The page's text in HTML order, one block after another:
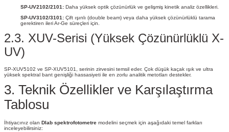
SP-UV2102/2101: Daha yüksek optik çözünürlük ve gelişmiş kinetik analiz özellikleri.
SP-UV3102/3101: Çift ışınlı (double beam) veya daha yüksek çözünürlüklü tarama
gerektiren ileri Ar-Ge süreçleri için.
2.3. XUV-Serisi (Yüksek Çözünürlüklü X-
UV)
SP-XUV5102 ve SP-XUV5101, serinin zirvesini temsil eder. Çok düşük kaçak ışık ve ultra
yüksek spektral bant genişliği hassasiyeti ile en zorlu analitik metotları destekler.
3. Teknik Özellikler ve Karşılaştırma
Tablosu
İhtiyacınız olan Dlab spektrofotometre modelini seçmek için aşağıdaki temel farkları
inceleyebilirsiniz: